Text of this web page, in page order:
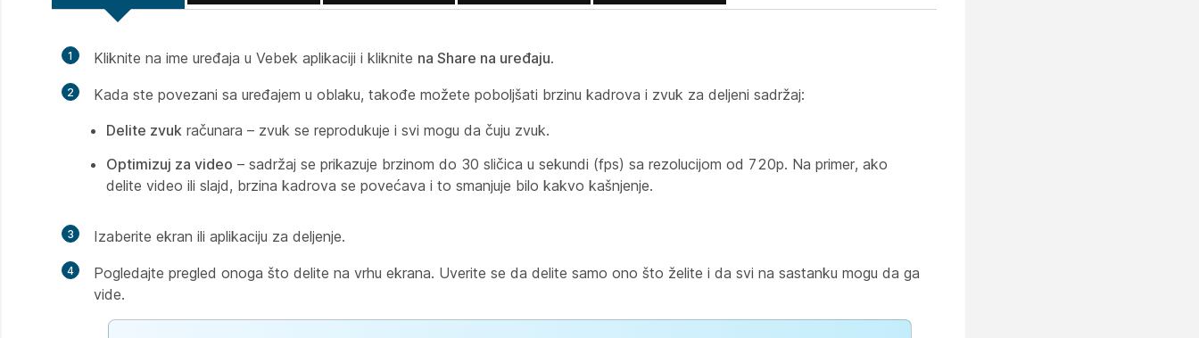
1 Kliknite na ime uređaja u Vebek aplikaciji i kliknite na Share na uređaju.
2
Kada ste povezani sa uređajem u oblaku, takođe možete poboljšati brzinu kadrova i zvuk za deljeni sadržaj:
Delite zvuk računara – zvuk se reprodukuje i svi mogu da čuju zvuk.
Optimizuj za video – sadržaj se prikazuje brzinom do 30 sličica u sekundi (fps) sa rezolucijom od 720p. Na primer, ako
delite video ili slajd, brzina kadrova se povećava i to smanjuje bilo kakvo kašnjenje.
3 Izaberite ekran ili aplikaciju za deljenje.
4
Pogledajte pregled onoga što delite na vrhu ekrana. Uverite se da delite samo ono što želite i da svi na sastanku mogu da ga
vide.